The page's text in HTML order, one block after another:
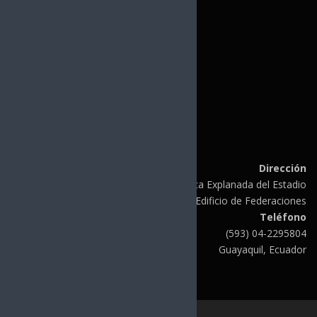
Dirección
Av. de las Américas Plazoleta Olímpica Explanada del Estadio
Modelo Edificio de Federaciones
Teléfono
(593) 04-2295804
Guayaquil, Ecuador